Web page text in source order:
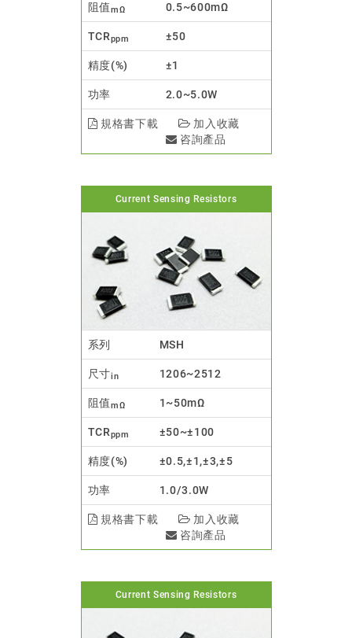
阻值mΩ 0.5~600mΩ
TCRppm ±50
精度(%) ±1
功率 2.0~5.0W
規格書下載
加入收藏
咨詢產品
Current Sensing Resistors
系列 MSH
尺寸in 1206~2512
阻值mΩ 1~50mΩ
TCRppm ±50~±100
精度(%) ±0.5,±1,±3,±5
功率 1.0/3.0W
規格書下載
加入收藏
咨詢產品
Current Sensing Resistors